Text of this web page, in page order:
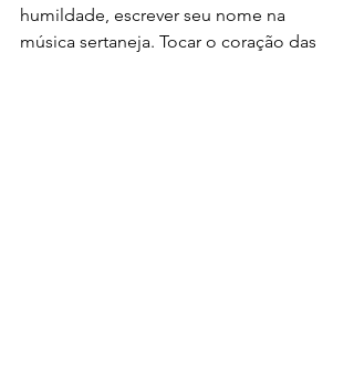
humildade, escrever seu nome na
música sertaneja. Tocar o coração das